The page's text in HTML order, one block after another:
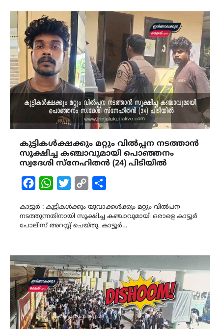
കുട്ടികൾക്ഷക്കും മറ്റും വിൽപ്പന നടത്താൻ
സൂക്ഷിച്ച കഞ്ചാവുമായി പൊഞ്ഞനം
സ്വദേശി സ്നേഹിതൻ (24) പിടിയിൽ
FacebookWhatsAppTwitterCopy
കാട്ടൂർ : കുട്ടികൾക്കും യുവാക്കൾക്കും മറ്റും വിൽപന
നടത്തുന്നതിനായി സൂക്ഷിച്ച കഞ്ചാവുമായി ഒരാളെ കാട്ടൂർ
പോലീസ് അറസ്റ്റ് ചെയ്തു. കാട്ടൂർ…